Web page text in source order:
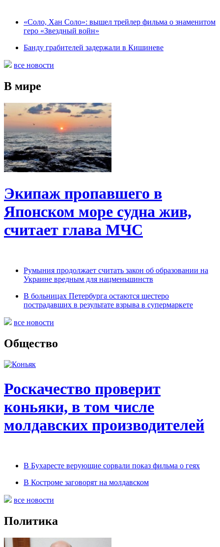
«Соло, Хан Соло»: вышел трейлер фильма о знаменитом
геро «Звездный войн»
Банду грабителей задержали в Кишиневе
все новости
В мире
Экипаж пропавшего в
Японском море судна жив,
считает глава МЧС
Румыния продолжает считать закон об образовании на
Украине вредным для нацменьшинств
В больницах Петербурга остаются шестеро
пострадавших в результате взрыва в супермаркете
все новости
Общество
Роскачество проверит
коньяки, в том числе
молдавских производителей
В Бухаресте верующие сорвали показ фильма о геях
В Костроме заговорят на молдавском
все новости
Политика